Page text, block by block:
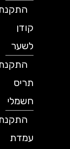
התקנת
לשער
התקנת
תריס
חשמלי
התקנת
עמדת